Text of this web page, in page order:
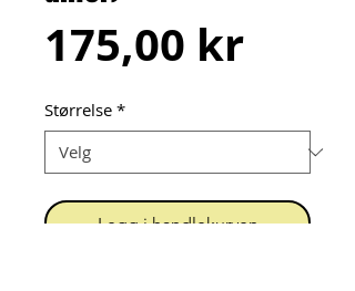
175,00 krPris
Størrelse *
Legg i handlekurven